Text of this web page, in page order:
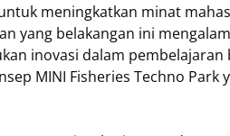
meningkatkan minat
yang belakangan ini
inovasi dalam pembelajaran
MINI Fisheries Techno Park